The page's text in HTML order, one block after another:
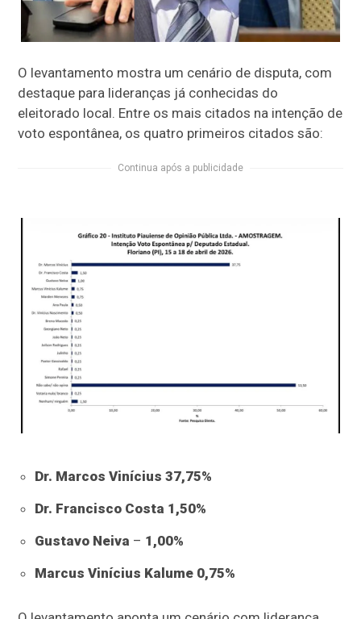
O levantamento mostra um cenário de disputa, com
destaque para lideranças já conhecidas do
eleitorado local. Entre os mais citados na intenção de
voto espontânea, os quatro primeiros citados são:
Continua após a publicidade
Dr. Marcos Vinícius 37,75%
Dr. Francisco Costa 1,50%
Gustavo Neiva – 1,00%
Marcus Vinícius Kalume 0,75%